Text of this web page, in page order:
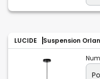
LUCIDE Suspension